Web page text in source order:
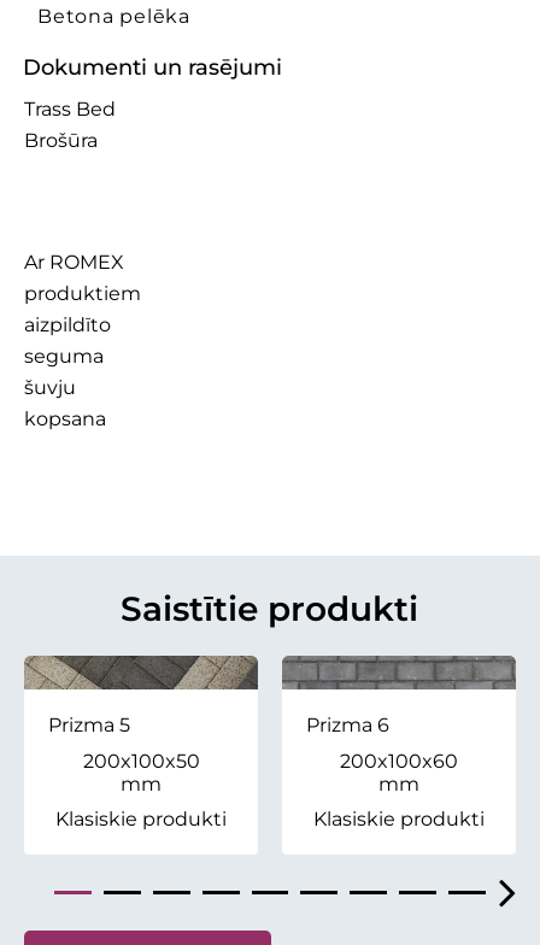
Betona pelēka
Dokumenti un rasējumi
Trass Bed
Brošūra
Ar ROMEX
produktiem
aizpildīto
seguma
šuvju
kopsana
Saistītie produkti
Prizma 5
200x100x50
mm
Klasiskie produkti
Prizma 6
200x100x60
mm
Klasiskie produkti